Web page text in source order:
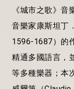
《城市之歌》音
音樂家康斯坦丁
1596-1687）的
精通多國語言，
等多種樂器；本